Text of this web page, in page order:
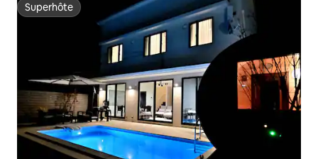
Superhôte
Superhôte